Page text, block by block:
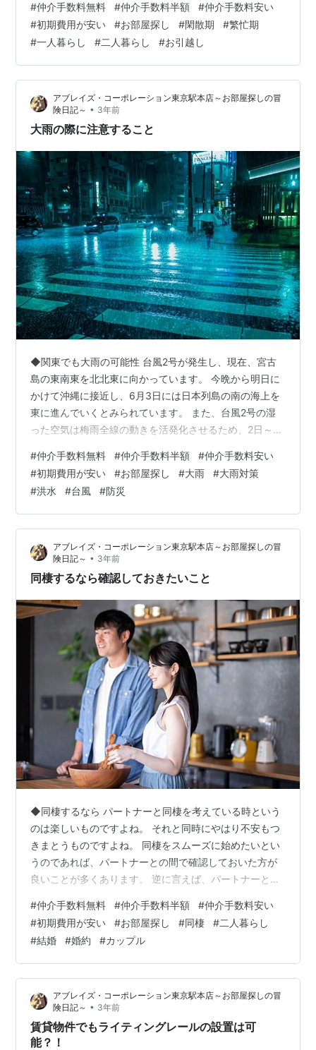
月頃は賃貸業界でいうところの繁忙期となります。 逆に
それ以外の時期というのは比較的動きは落ち着いてお
り、特に6月～8月は梅雨の雨や、暑さから引越しをする
人も極端に減るため、賃貸業界における閑散期となって
います。 ◆閑散期にお部屋を探すメリット 閑散期にお部
屋探しをするのは、賃貸物件の動きが少な…
#仲介手数料無料 #仲介手数料半額 #仲介手数料安い
#初期費用が安い #お部屋探し #閑散期 #繁忙期
#一人暮らし #二人暮らし #お引越し
アブレイズ・コーポレーション東京駅本店～お部屋探しの冒
険日記～ • 3年前
大雨の際に注意すること
◆関東でも大雨の可能性 台風2号が発生し、現在、宮古
島の東南東を北北東に向かっています。 今晩から明日に
かけて沖縄に接近し、6月3日には日本列島の南の海上を
東に進んでいくとみられています。 また、台風2号の湿
った空気は梅雨全線の動きを活発化させるため、2日～3
局地的にはバケツをひっくりかのような大雨が降る所も
あると予想されています。 本格的な台風シーズンの前で
すが、本日は大雨の際に注意することと、水害ハザード
マップについてお話ししたいと思います。 ◆大雨による
災害は毎年発生している 日本では、季節の変わり目に梅
雨前線や秋雨前線が停滞し、しばし…
#仲介手数料無料 #仲介手数料半額 #仲介手数料安い
#初期費用が安い #お部屋探し #大雨 #大雨対策
#洪水 #台風 #防災
アブレイズ・コーポレーション東京駅本店～お部屋探しの冒
険日記～ • 3年前
同棲するなら確認しておきたいこと
◆同棲するなら パートナーと同棲を考えている時という
のは楽しいものですよね。 それと同時にやはり不安もつ
きまとうものですよね。 同棲をスムーズに始めたいとい
うのであれば、パートナーとの間で確認しておいた方が
良いことが多くあります。 逆に言えば、パートナーと確
すが、徐々に綻びが出てきてしまう・・・なんていうこ
とにもなりかねせん。 そのようなことがないように、本
日は同棲を始める際の注意点と確認した方が良いことに
ついてお話ししていきたいと思います。 ◆同棲での注意
点 まずは、同棲をする際の注意点についてお話ししてい
こうと思います。 同棲は楽しいもので…
#仲介手数料無料 #仲介手数料半額 #仲介手数料安い
#初期費用が安い #お部屋探し #同棲 #二人暮らし
#結婚 #婚約 #カップル
アブレイズ・コーポレーション東京駅本店～お部屋探しの冒
険日記～ • 3年前
賃貸物件でもライティングレールの設置は可
能？！